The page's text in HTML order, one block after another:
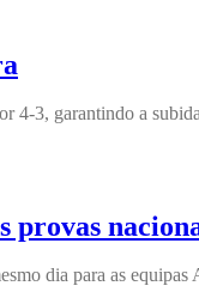
3, garantindo a
provas
dia para as